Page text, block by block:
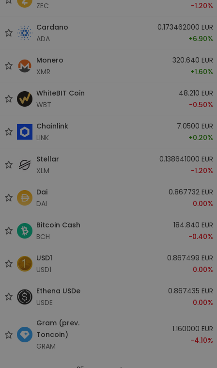
ZEC
-1.20%
Cardano
ADA
0.173462000 EUR
+6.90%
Monero
XMR
320.640 EUR
+1.60%
WhiteBIT Coin
WBT
48.210 EUR
-0.50%
Chainlink
LINK
7.0500 EUR
+0.20%
Stellar
XLM
0.138641000 EUR
-1.20%
Dai
DAI
0.867732 EUR
0.00%
Bitcoin Cash
BCH
184.840 EUR
-0.40%
USD1
USD1
0.867499 EUR
0.00%
Ethena USDe
USDE
0.867435 EUR
0.00%
Gram (prev.
Toncoin)
GRAM
1.160000 EUR
-4.10%